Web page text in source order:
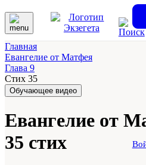
Главная
Евангелие от Матфея
Глава 9
Стих 35
Обучающее видео
Евангелие от
35 стих